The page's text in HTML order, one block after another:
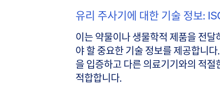
유리 주사기에 대한 기술 정보:
이는 약물이나 생물학적 제품을 전
야 할 중요한 기술 정보를 제공합니다.
을 입증하고 다른 의료기기와의 적
적합합니다.